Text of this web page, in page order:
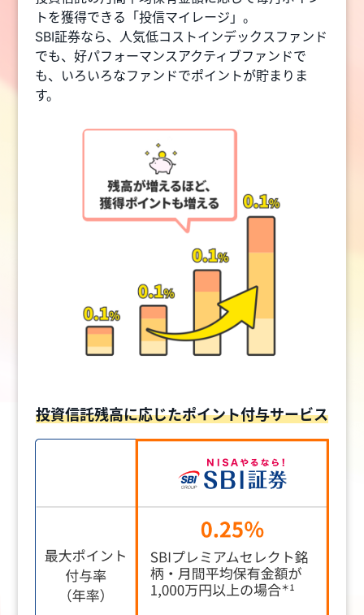
トを獲得できる「投信マイレージ」。
SBI証券なら、人気低コストインデックスファンド
でも、好パフォーマンスアクティブファンドで
も、いろいろなファンドでポイントが貯まりま
す。
投資信託残高に応じたポイント付与サービス